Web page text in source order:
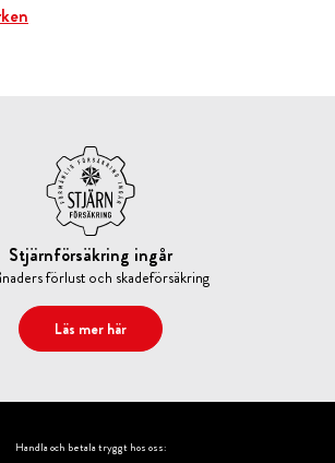
Stjärnförsäkring ingår
förlust och skadeförsäkring
Läs mer här
Handla och betala tryggt hos oss: